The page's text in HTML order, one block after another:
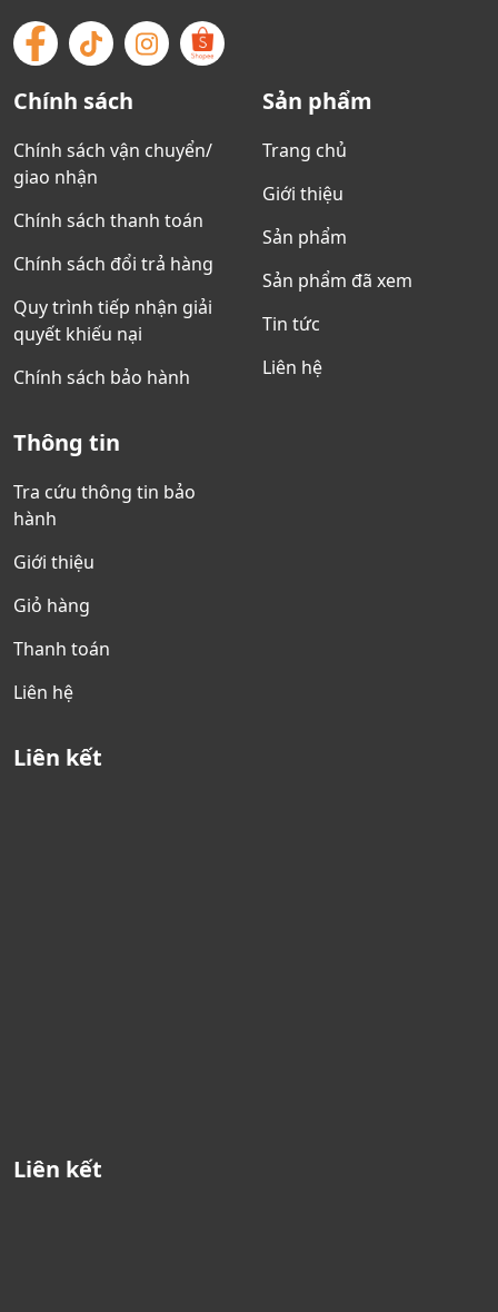
Chính sách
Chính sách vận chuyển/
giao nhận
Chính sách thanh toán
Chính sách đổi trả hàng
Quy trình tiếp nhận giải
quyết khiếu nại
Chính sách bảo hành
Sản phẩm
Trang chủ
Giới thiệu
Sản phẩm
Sản phẩm đã xem
Tin tức
Liên hệ
Thông tin
Tra cứu thông tin bảo
hành
Giới thiệu
Giỏ hàng
Thanh toán
Liên hệ
Liên kết
Liên kết